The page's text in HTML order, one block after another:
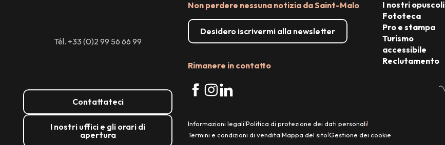
Tél. +33 (0)2 99 56 66 99
Contattateci
I nostri uffici e gli orari di
apertura
Non perdere nessuna notizia da Saint-Malo
Desidero iscrivermi alla newsletter
Rimanere in contatto
I nostri opuscoli
Fototeca
Pro e stampa
Turismo
accessibile
Reclutamento
Informazioni legali|Politica di protezione dei dati personali|
Termini e condizioni di vendita|Mappa del sito|Gestione dei cookie